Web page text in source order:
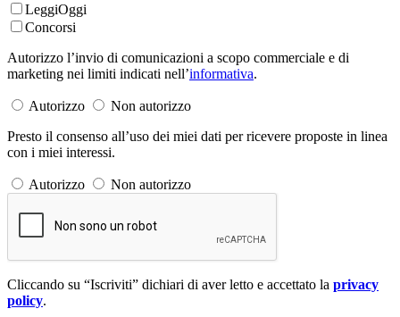
LeggiOggi
Concorsi
Autorizzo l’invio di comunicazioni a scopo commerciale e di
marketing nei limiti indicati nell’informativa.
Autorizzo
Non autorizzo
Presto il consenso all’uso dei miei dati per ricevere proposte in linea
con i miei interessi.
Autorizzo Non autorizzo
Cliccando su “Iscriviti” dichiari di aver letto e accettato la privacy
policy.